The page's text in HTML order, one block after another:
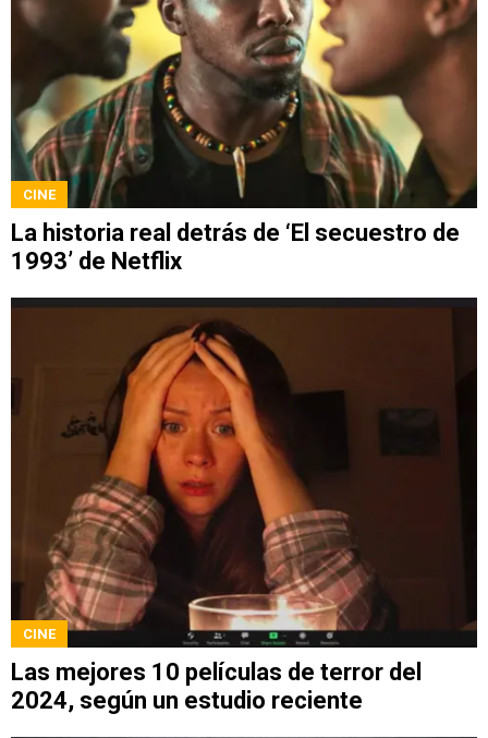
CINE
La historia real detrás de ‘El secuestro de
1993’ de Netflix
CINE
Las mejores 10 películas de terror del
2024, según un estudio reciente